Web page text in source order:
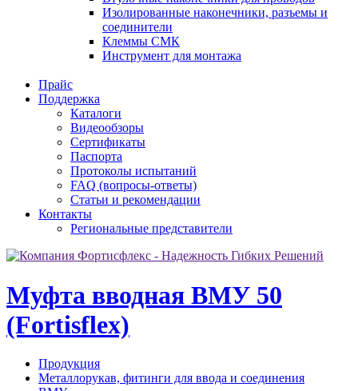
Изолированные наконечники, разъемы и
соединители
Клеммы СМК
Инструмент для монтажа
Прайс
Поддержка
Каталоги
Видеообзоры
Сертификаты
Паспорта
Протоколы испытаний
FAQ (вопросы-ответы)
Статьи и рекомендации
Контакты
Региональные представители
Муфта вводная ВМУ 50
(Fortisflex)
Продукция
Металлорукав, фитинги для ввода и соединения